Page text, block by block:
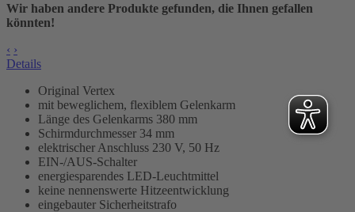
Wir haben andere Produkte gefunden, die Ihnen gefallen
könnten!
‹ ›
Details
Original Vertex
mit beweglichem, flexiblem Gelenkarm
Länge des Gelenkarms 380 mm
Schirmdurchmesser 34 mm
elektrischer Anschluss 230 V, 50 Hz
EIN-/AUS-Schalter
energiesparendes LED-Leuchtmittel
keine nennenswerte Hitzeentwicklung
eingebauter Sicherheitstrafo